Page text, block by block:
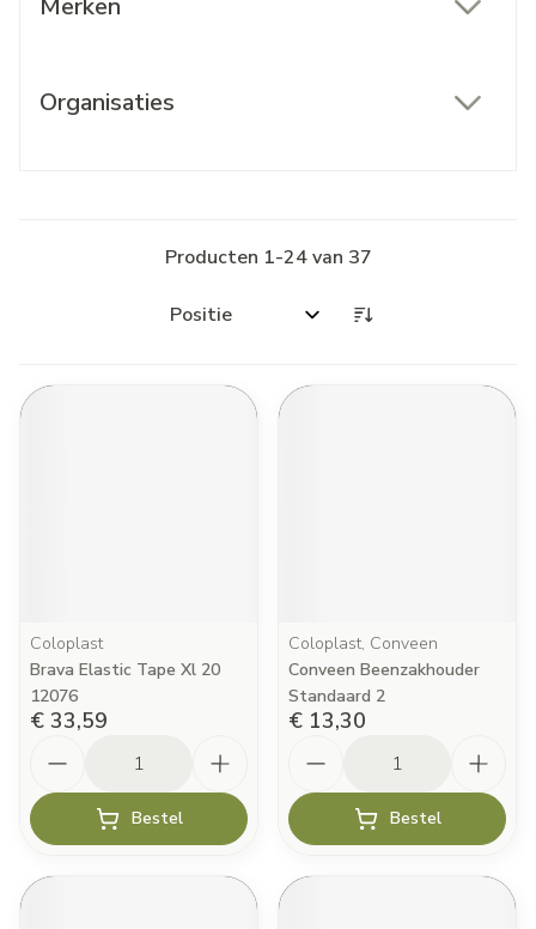
Merken
Organisaties
Producten 1-24van 37
Sorteer op:
Coloplast
Brava Elastic Tape Xl 20
12076
€ 33,59
Bestel
Coloplast, Conveen
Conveen Beenzakhouder
Standaard 2
€ 13,30
Bestel